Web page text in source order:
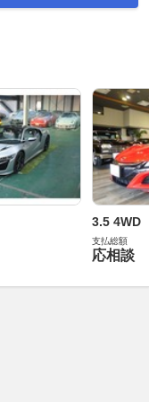
3.5 4WD
支払総額
応相談